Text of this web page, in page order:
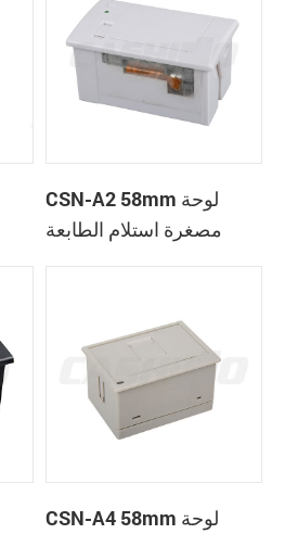
CSN-A2 58mm لوحة
مصغرة استلام الطابعة
CSN-A4 58mm لوحة